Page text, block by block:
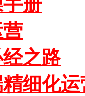
之路
细化运